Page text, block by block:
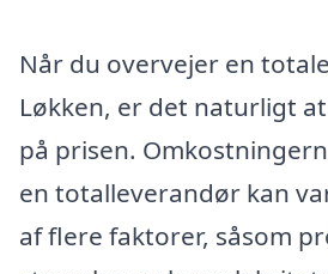
Når du overvejer en
Løkken, er det naturligt
på prisen.
en totalleverandør kan
af flere faktorer, såsom